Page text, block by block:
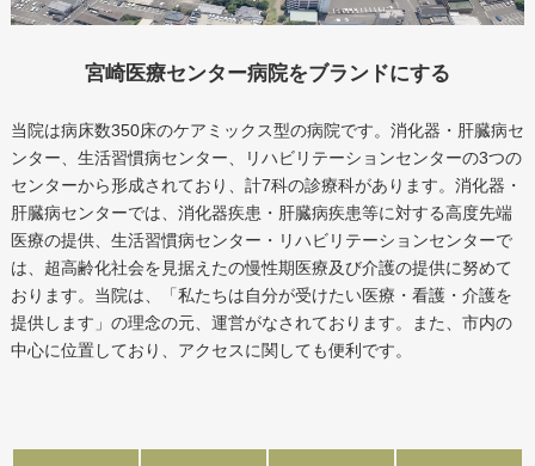
宮崎医療センター病院をブランドにする
当院は病床数350床のケアミックス型の病院です。消化器・肝臓病セ
ンター、生活習慣病センター、リハビリテーションセンターの3つの
センターから形成されており、計7科の診療科があります。消化器・
肝臓病センターでは、消化器疾患・肝臓病疾患等に対する高度先端
医療の提供、生活習慣病センター・リハビリテーションセンターで
は、超高齢化社会を見据えたの慢性期医療及び介護の提供に努めて
おります。当院は、「私たちは自分が受けたい医療・看護・介護を
提供します」の理念の元、運営がなされております。また、市内の
中心に位置しており、アクセスに関しても便利です。